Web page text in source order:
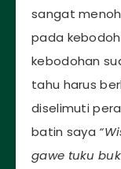
sangat
pada
kebodohan
tahu harus
diselimuti
batin saya
gawe tuku